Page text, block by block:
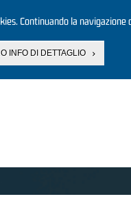
Continuando la navigazione
INFO DI DETTAGLIO